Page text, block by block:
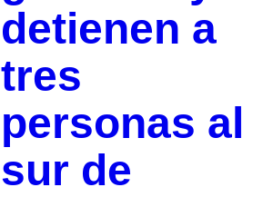
detienen a
tres
personas al
sur de